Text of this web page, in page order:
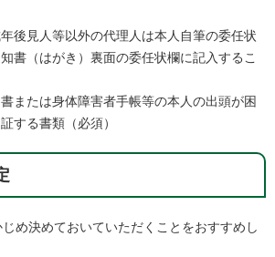
後見人等以外の代理人は本人自筆の委任状
知書（はがき）裏面の委任状欄に記入するこ
または身体障害者手帳等の本人の出頭が困
する書類（必須）
め決めておいていただくことをおすすめし